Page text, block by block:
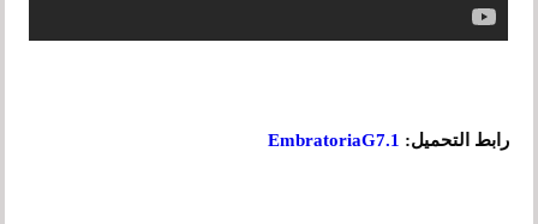
رابط التحميل: EmbratoriaG7.1